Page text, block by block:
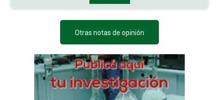
Otras notas de opinión